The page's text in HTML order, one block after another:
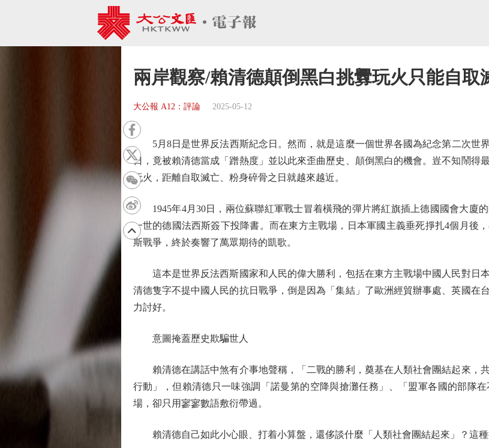
兩岸觀察/賴清德顛倒黑白挑釁玩火只能自取
大公報 A12：評論 2025-05-12
5月8日是世界反法西斯紀念日。然而，就是這麼一個世界各國為紀念第二次世
日，竟被賴清德當成「蹭熱度」並以此來歪曲歷史、顛倒黑白的機會。豈不知鬧得
玩火，距離自取滅亡、粉身碎骨之日就越來越近。
1945年4月30日，兩位蘇聯紅軍戰士冒着橫飛的彈片將紅旗插上德國國會大廈的
一世的德國法西斯簽下投降書。而在東方主戰場，日本軍國主義垂死掙扎4個月後
斯戰爭，終於奏響了萬眾期待的凱歌。
這本是世界反法西斯國家和人民的偉大勝利，包括在東方主戰場中國人民對日
清德隻字不提中國人民的抗日戰爭，倒是因為「集結」了歐洲經貿辦事處、英國在
力討好。
意圖掩蓋歷史欺騙世人
賴清德在講話中煞有介事地聲稱，「二戰的勝利，奠基在人類社會團結起來，
行動」，但賴清德只一味強調「諾曼第的空降與搶灘任務」、「盟軍各國的部隊
場，卻只用寥寥數語敷衍帶過。
賴清德自己如此小心眼、打着小算盤，還侈談什麼「人類社會團結起來」？這種